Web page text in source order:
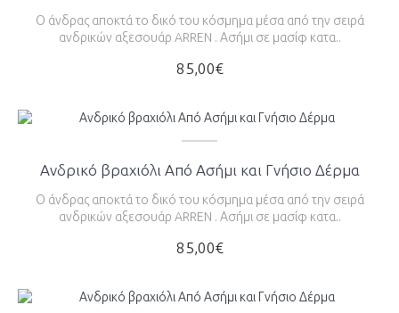
Ο άνδρας αποκτά το δικό του κόσμημα μέσα από την σειρά
ανδρικών αξεσουάρ ARREN . Ασήμι σε μασίφ κατα..
85,00€
Ανδρικό βραχιόλι Από Ασήμι και Γνήσιο Δέρμα
Ο άνδρας αποκτά το δικό του κόσμημα μέσα από την σειρά
ανδρικών αξεσουάρ ARREN . Ασήμι σε μασίφ κατα..
85,00€